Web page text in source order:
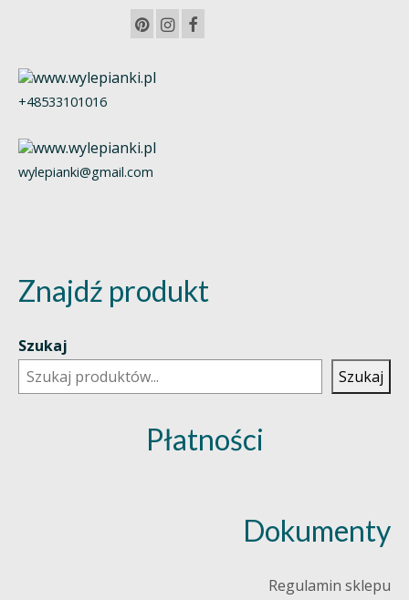
+48533101016
wylepianki@gmail.com
Znajdź produkt
Szukaj
Szukaj
Płatności
Dokumenty
Regulamin sklepu